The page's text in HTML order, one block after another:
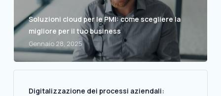
Soluzioni cloud per le PMI: come scegliere la
migliore per il tuo business
Gennaio 28, 2025
Digitalizzazione dei processi aziendali: